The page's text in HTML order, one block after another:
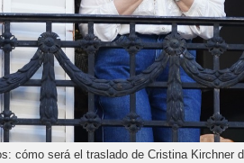
cómo será el traslado de Cristina Kirchner